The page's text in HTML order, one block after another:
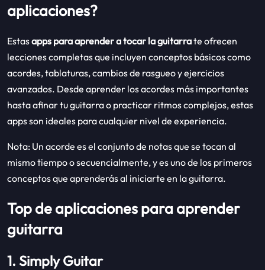
aplicaciones?
Estasapps para aprender a tocar la guitarrate ofrecen
lecciones completas que incluyen conceptos básicos como
acordes, tablaturas, cambios de rasgueo y ejercicios
avanzados. Desde aprender los acordes más importantes
hasta afinar tu guitarra o practicar ritmos complejos, estas
apps son ideales para cualquier nivel de experiencia.
Nota: Un acorde es el conjunto de notas que se tocan al
mismo tiempo o secuencialmente, y es uno de los primeros
conceptos que aprenderás al iniciarte en la guitarra.
Top de aplicaciones para aprender
guitarra
1. Simply Guitar